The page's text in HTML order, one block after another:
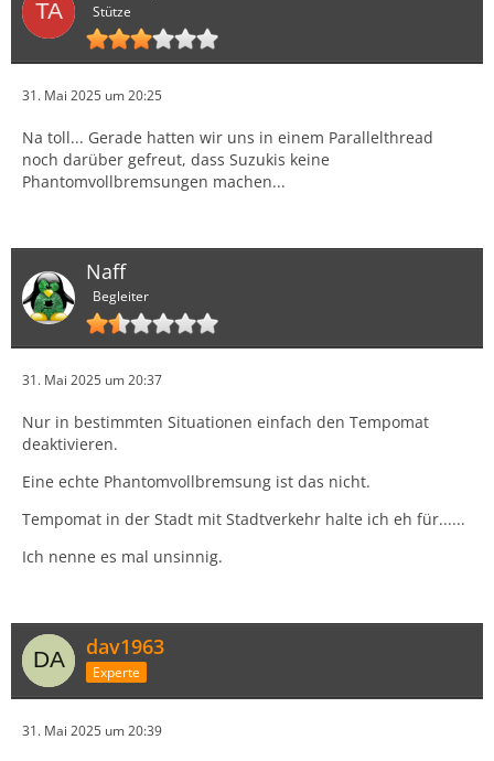
Stütze
31. Mai 2025 um 20:25
Na toll... Gerade hatten wir uns in einem Parallelthread
noch darüber gefreut, dass Suzukis keine
Phantomvollbremsungen machen...
Naff
Begleiter
31. Mai 2025 um 20:37
Nur in bestimmten Situationen einfach den Tempomat
deaktivieren.
Eine echte Phantomvollbremsung ist das nicht.
Tempomat in der Stadt mit Stadtverkehr halte ich eh für......
Ich nenne es mal unsinnig.
dav1963
Experte
31. Mai 2025 um 20:39